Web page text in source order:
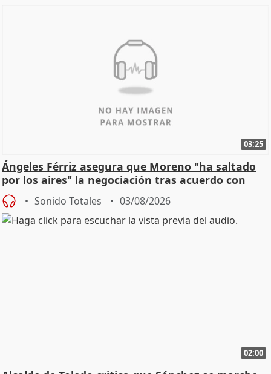
03:25
Ángeles Férriz asegura que Moreno "ha saltado
por los aires" la negociación tras acuerdo con
SMA
Sonido Totales 03/08/2026
02:00